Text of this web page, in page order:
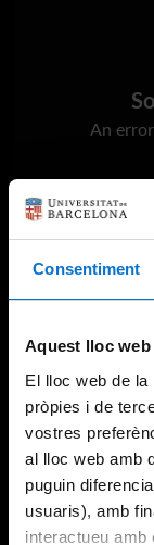
Consentiment
Aquest lloc
El lloc web de
pròpies i de
vostres
al lloc web amb
puguin
usuaris), amb
interactueu amb
An